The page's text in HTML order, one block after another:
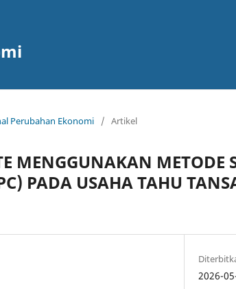
Perubahan Ekonomi / Artikel
MENGGUNAKAN METODE
PADA USAHA TAHU
2026-